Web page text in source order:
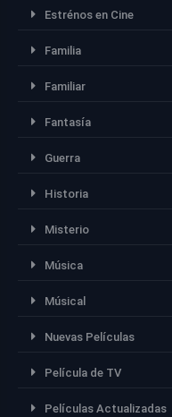
Estrénos en Cine
Familia
Familiar
Fantasía
Guerra
Historia
Misterio
Música
Músical
Nuevas Películas
Película de TV
Películas Actualizadas